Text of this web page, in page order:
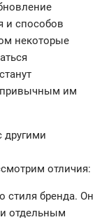
и способов
некоторые
привычным им
другими
отличия:
стиля бренда. Он
отдельным